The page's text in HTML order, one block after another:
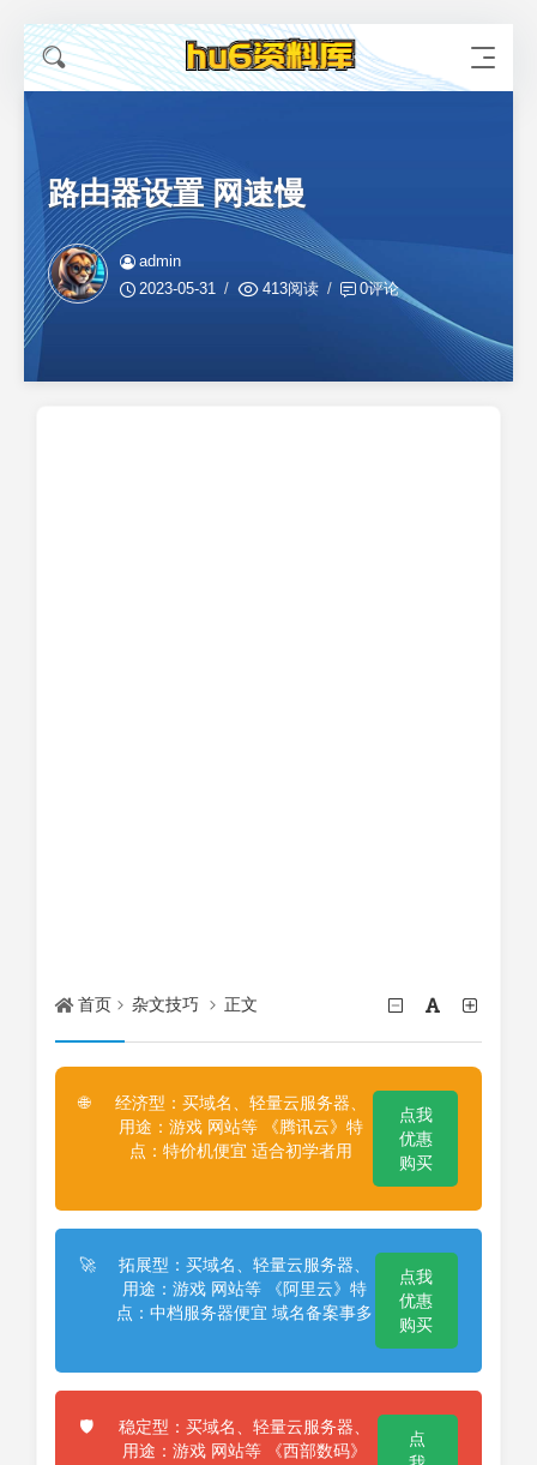
路由器设置 网速慢
admin
2023-05-31
413阅读 0评论
首页 杂文技巧 正文
🌐
经济型：买域名、轻量云服务器、
用途：游戏 网站等 《腾讯云》特
点：特价机便宜 适合初学者用
点我
优惠
购买
🚀
拓展型：买域名、轻量云服务器、
用途：游戏 网站等 《阿里云》特
点：中档服务器便宜 域名备案事多
点我
优惠
购买
🛡️
稳定型：买域名、轻量云服务器、
用途：游戏 网站等 《西部数码》
点